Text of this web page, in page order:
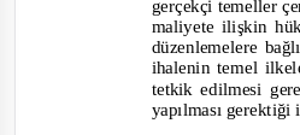
gerçekçi temeller
maliyete ilişkin
düzenlemelere
ihalenin temel
tetkik edilmesi
yapılması